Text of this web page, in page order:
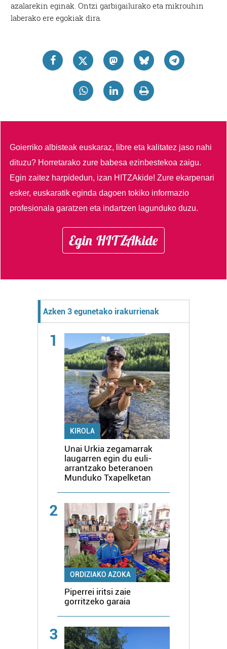
azalarekin eginak. Ontzi garbigailurako eta mikrouhin
laberako ere egokiak dira.
Goierriko albisteak euskaraz, libre eta kalitatez jaso nahi
dituzu? Horretarako zure babesa ezinbestekoa zaigu.
Egin zaitez harpidedun, izan HITZAkide!Zure ekarpenari
esker, euskaratik eginda dagoen tokiko informazio
profesionala garatzen eta indartzen lagunduko duzu.
Egin HITZAkide
Azken 3 egunetako irakurrienak
1
KIROLA
Unai Urkia zegamarrak
laugarren egin du euli-
arrantzako beteranoen
Munduko Txapelketan
2
ORDIZIAKO AZOKA
Piperrei iritsi zaie
gorritzeko garaia
3